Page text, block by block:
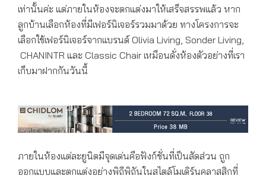
เท่านั้นค่ะ แต่ภายในห้องจะตกแต่งมาให้เสร็จสรรพแล้ว หาก
ลูกบ้านเลือกห้องที่มีเฟอร์นิเจอร์รวมมาด้วย ทางโครงการจะ
เลือกใช้เฟอร์นิเจอร์จากแบรนด์ Olivia Living, Sonder Living,
CHANINTR และ Classic Chair เหมือนดั่งห้องตัวอย่างที่เรา
เก็บมาฝากกันวันนี้
ภายในห้องแต่ละยูนิตมีจุดเด่นคือฟังก์ชั่นที่เป็นสัดส่วน ถูก
ออกแบบและตกแต่งอย่างพิถีพิถันในสไตล์โมเดิร์นคลาสสิกที่